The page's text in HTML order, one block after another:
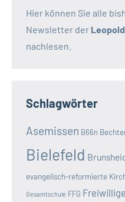
Hier können Sie alle
Newsletter der
nachlesen.
Schlagwörter
Asemissen B66n
Bielefeld
evangelisch-reformierte
Gesamtschule FFG